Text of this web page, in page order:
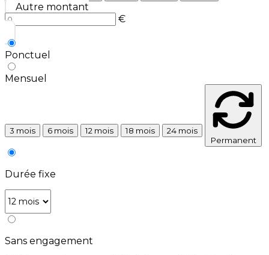
Autre montant
€
Ponctuel
Mensuel
3 mois 6 mois 12 mois 18 mois
24 mois
Permanent
Durée fixe
Sans engagement